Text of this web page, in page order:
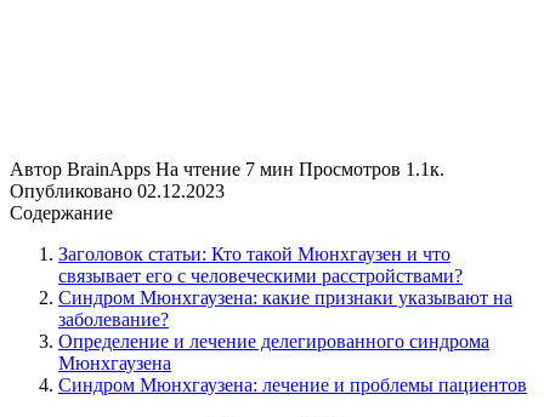
Автор BrainApps На чтение 7 мин Просмотров 1.1к.
Опубликовано 02.12.2023
Содержание
Заголовок статьи: Кто такой Мюнхгаузен и что
связывает его с человеческими расстройствами?
Синдром Мюнхгаузена: какие признаки указывают на
заболевание?
Определение и лечение делегированного синдрома
Мюнхгаузена
Синдром Мюнхгаузена: лечение и проблемы пациентов